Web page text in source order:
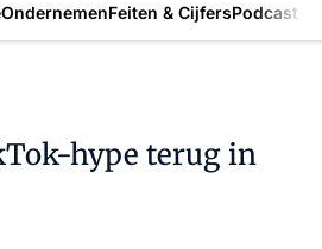
OndernemenFeiten & CijfersPodcast
hype terug in